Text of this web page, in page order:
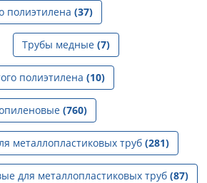
полиэтилена (37)
Трубы медные (7)
полиэтилена (10)
(760)
металлопластиковых труб (281)
для металлопластиковых труб (87)